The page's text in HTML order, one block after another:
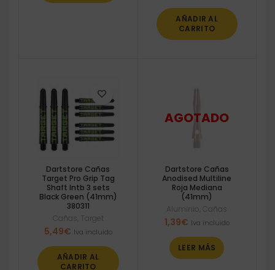
AÑADIR AL
CARRITO
Dartstore Cañas
Target Pro Grip Tag
Shaft Intb 3 sets
Black Green (41mm)
380311
Cañas Target
5,49€ Iva incluido
AÑADIR AL
CARRITO
Dartstore Cañas
Anodised Multiline
Roja Mediana
(41mm)
Aluminio ,Cañas
1,39€ Iva incluido
LEER MÁS